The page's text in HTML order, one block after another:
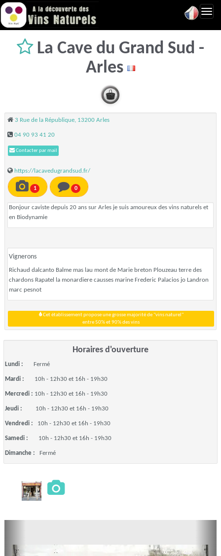
La Cave du Grand Sud -
Arles
3 Rue de la République, 13200 Arles
04 90 93 41 20
Contacter par mail
https://lacavedugrandsud.fr/
1 0
Bonjour caviste depuis 20 ans sur Arles je suis amoureux des vins naturels et
en Biodynamie
Vignerons
Richaud dalcanto Balme mas lau mont de Marie breton Plouzeau terre des
chardons Rapatel la monardiere causses marine Frederic Palacios jo Landron
marc pesnot
Cet établissement propose une grosse majorité de "vins naturel"
entre 50% et 90% des vins
Horaires d'ouverture
Lundi : Fermé
Mardi : 10h - 12h30 et 16h - 19h30
Mercredi : 10h - 12h30 et 16h - 19h30
Jeudi : 10h - 12h30 et 16h - 19h30
Vendredi : 10h - 12h30 et 16h - 19h30
Samedi : 10h - 12h30 et 16h - 19h30
Dimanche : Fermé